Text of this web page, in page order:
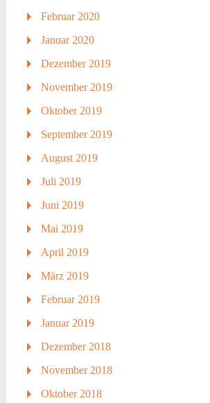
Februar 2020
Januar 2020
Dezember 2019
November 2019
Oktober 2019
September 2019
August 2019
Juli 2019
Juni 2019
Mai 2019
April 2019
März 2019
Februar 2019
Januar 2019
Dezember 2018
November 2018
Oktober 2018